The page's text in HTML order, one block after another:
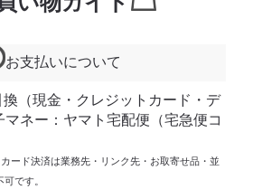
お支払いについて
（現金・クレジットカード・デ
マネー：ヤマト宅配便（宅急便コ
ード決済は業務先・リンク先・お取寄せ品・並
です。